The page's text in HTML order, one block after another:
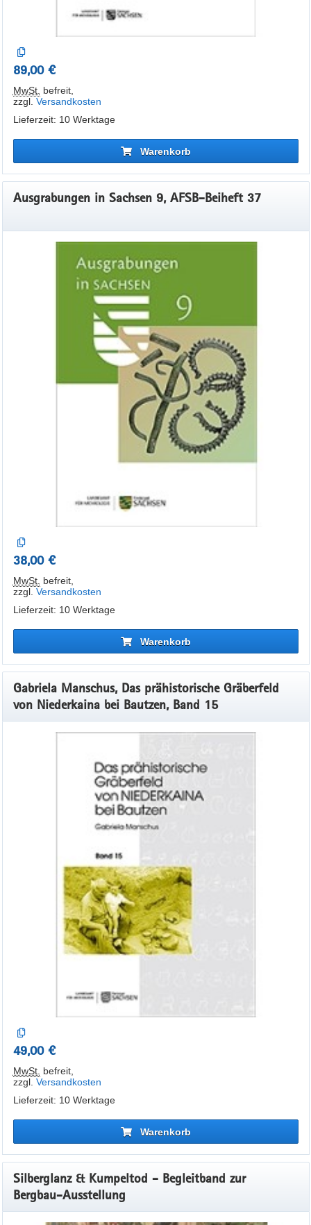
89,00 €
MwSt. befreit,
zzgl. Versandkosten
Lieferzeit: 10 Werktage
Warenkorb
Ausgrabungen in Sachsen 9, AFSB-Beiheft 37
38,00 €
MwSt. befreit,
zzgl. Versandkosten
Lieferzeit: 10 Werktage
Warenkorb
Gabriela Manschus, Das prähistorische Gräberfeld
von Niederkaina bei Bautzen, Band 15
49,00 €
MwSt. befreit,
zzgl. Versandkosten
Lieferzeit: 10 Werktage
Warenkorb
Silberglanz & Kumpeltod - Begleitband zur
Bergbau-Ausstellung